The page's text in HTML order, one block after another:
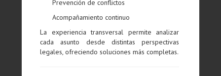
Prevención de conflictos
Acompañamiento continuo
La experiencia transversal permite analizar
cada asunto desde distintas perspectivas
legales, ofreciendo soluciones más completas.